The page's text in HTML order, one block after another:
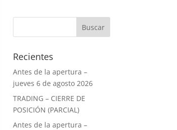
Recientes
Antes de la apertura –
jueves 6 de agosto 2026
TRADING – CIERRE DE
POSICIÓN (PARCIAL)
Antes de la apertura –